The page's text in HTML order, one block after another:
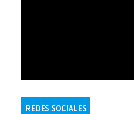
REDES SOCIALES